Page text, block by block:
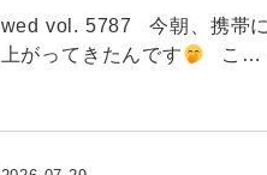
wed vol. 5787 今朝、携帯
上がってきたんです
こ…